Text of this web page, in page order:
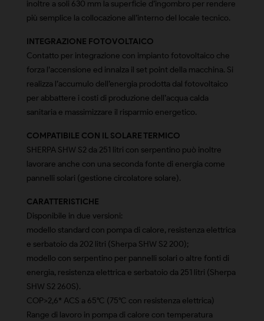
inoltre a soli 630 mm la superficie d’ingombro per rendere
più semplice la collocazione all’interno del locale tecnico.
INTEGRAZIONE FOTOVOLTAICO
Contatto per integrazione con impianto fotovoltaico che
forza l’accensione ed innalza il set point della macchina. Si
realizza l’accumulo dell’energia prodotta dal fotovoltaico
per abbattere i costi di produzione dell’acqua calda
sanitaria e massimizzare il risparmio energetico.
COMPATIBILE CON IL SOLARE TERMICO
SHERPA SHW S2 da 251 litri con serpentino può inoltre
lavorare anche con una seconda fonte di energia come
pannelli solari (gestione circolatore solare).
CARATTERISTICHE
Disponibile in due versioni:
modello standard con pompa di calore, resistenza elettrica
e serbatoio da 202 litri (Sherpa SHW S2 200);
modello con serpentino per pannelli solari o altre fonti di
energia, resistenza elettrica e serbatoio da 251 litri (Sherpa
SHW S2 260S).
COP>2,6* ACS a 65°C (75°C con resistenza elettrica)
Range di lavoro in pompa di calore con temperatura